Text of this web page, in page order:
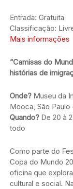
Entrada: Gratuita
Classificação:
Mais informações
“Camisas do
histórias de
Onde? Museu da
Mooca, São Paulo
Quando? De 20 à
todo
Como parte do
Copa do Mundo
oficina que
cultural e social.